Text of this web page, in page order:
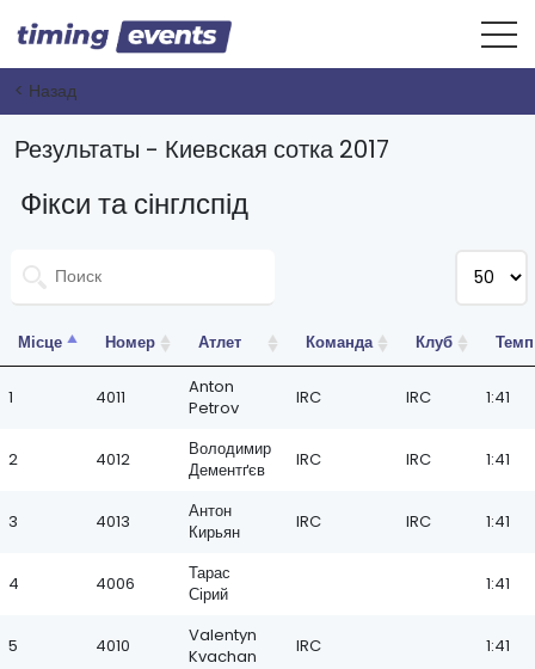
< Назад
Результаты - Киевская сотка 2017
Фікси та сінглспід
Місце Номер Атлет Команда Клуб Темп
1 4011
Anton
Petrov
IRC IRC 1:41
2 4012
Володимир
Дементґєв
IRC IRC 1:41
3 4013
Антон
Кирьян
IRC IRC 1:41
4 4006
Тарас
Сірий
1:41
5 4010
Valentyn
Kvachan
IRC 1:41